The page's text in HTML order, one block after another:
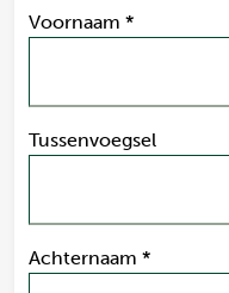
Voornaam *
Tussenvoegsel
Achternaam *